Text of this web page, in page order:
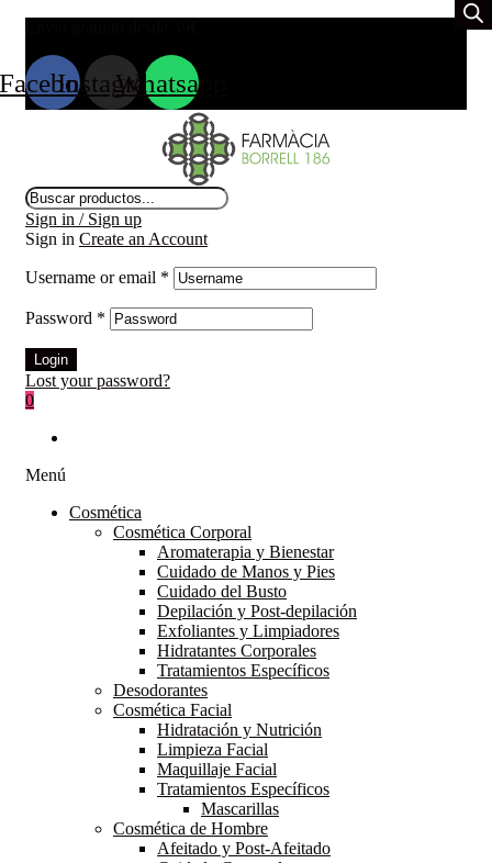
Instagram
Whatsapp
Búsqueda
de
productos
Sign in / Sign up
Sign in Create an Account
Username or email *
Password *
Login
Lost your password?
0
Menú
Cosmética
Cosmética Corporal
Aromaterapia y Bienestar
Cuidado de Manos y Pies
Cuidado del Busto
Depilación y Post-depilación
Exfoliantes y Limpiadores
Hidratantes Corporales
Tratamientos Específicos
Desodorantes
Cosmética Facial
Hidratación y Nutrición
Limpieza Facial
Maquillaje Facial
Tratamientos Específicos
Mascarillas
Cosmética de Hombre
Afeitado y Post-Afeitado